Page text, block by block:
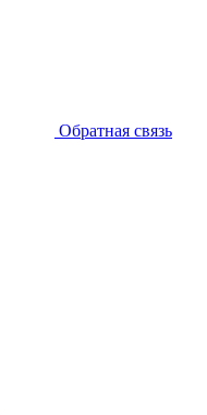
Обратная связь